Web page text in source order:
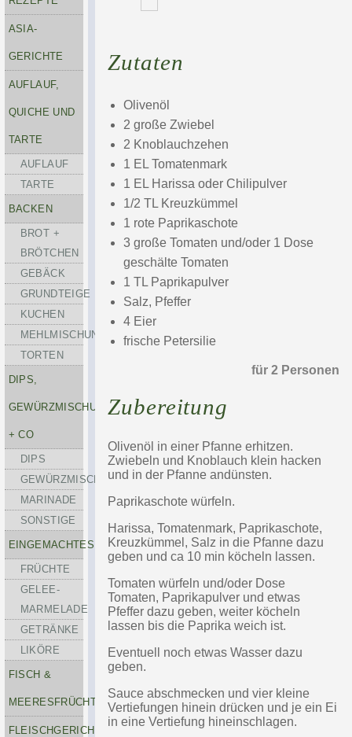
ASIA-
GERICHTE
AUFLAUF,
QUICHE UND
TARTE
AUFLAUF
TARTE
BACKEN
BROT +
BRÖTCHEN
GEBÄCK
GRUNDTEIGE
KUCHEN
MEHLMISCHUNGEN
TORTEN
DIPS,
GEWÜRZMISCHUNGEN
+ CO
DIPS
GEWÜRZMISCHUNGEN
MARINADE
SONSTIGE
EINGEMACHTES
FRÜCHTE
GELEE-
MARMELADE
GETRÄNKE
LIKÖRE
FISCH &
MEERESFRÜCHTE
FLEISCHGERICHTE
Zutaten
Olivenöl
2 große Zwiebel
2 Knoblauchzehen
1 EL Tomatenmark
1 EL Harissa oder Chilipulver
1/2 TL Kreuzkümmel
1 rote Paprikaschote
3 große Tomaten und/oder 1 Dose
geschälte Tomaten
1 TL Paprikapulver
Salz, Pfeffer
4 Eier
frische Petersilie
für 2 Personen
Zubereitung
Olivenöl in einer Pfanne erhitzen.
Zwiebeln und Knoblauch klein hacken
und in der Pfanne andünsten.
Paprikaschote würfeln.
Harissa, Tomatenmark, Paprikaschote,
Kreuzkümmel, Salz in die Pfanne dazu
geben und ca 10 min köcheln lassen.
Tomaten würfeln und/oder Dose
Tomaten, Paprikapulver und etwas
Pfeffer dazu geben, weiter köcheln
lassen bis die Paprika weich ist.
Eventuell noch etwas Wasser dazu
geben.
Sauce abschmecken und vier kleine
Vertiefungen hinein drücken und je ein Ei
in eine Vertiefung hineinschlagen.